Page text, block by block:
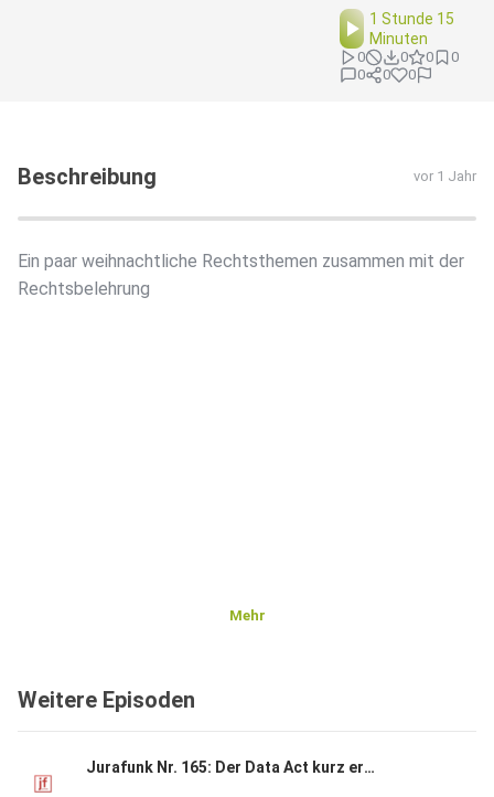
1 Stunde 15
Minuten
0 0 0
0
0
0 0
Beschreibung vor 1 Jahr
Ein paar weihnachtliche Rechtsthemen zusammen mit der
Rechtsbelehrung
Mehr
Weitere Episoden
Jurafunk Nr. 165: Der Data Act kurz erklärt